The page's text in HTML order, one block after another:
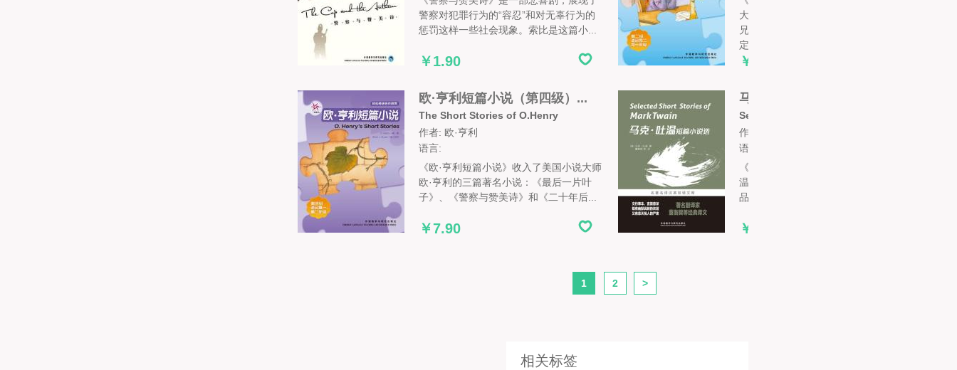
警察对犯罪行为的“容忍”和对无辜行为的
惩罚这样一些社会现象。索比是这篇小...
￥1.90
大埃文利镇的一个农场里。马修和玛丽拉
兄妹就住在这个寂静的农场里。他们决
定...
￥6.90
欧·亨利短篇小说（第四级）...
The Short Stories of O.Henry
作者: 欧·亨利
语言:
《欧·亨利短篇小说》收入了美国小说大师
欧·亨利的三篇著名小说：《最后一片叶
子》、《警察与赞美诗》和《二十年后...
￥7.90
马克·吐温短篇小说选
Selected Short Stories of Mark Twain
作者: 马克·吐温
语言:
《马克·吐温短篇小说选》收录了马克·吐
温的多篇短篇小说，其中不乏一些经典作
品。他的作品折射出马克·吐温那个时...
￥12.00
1 2 >
相关标签